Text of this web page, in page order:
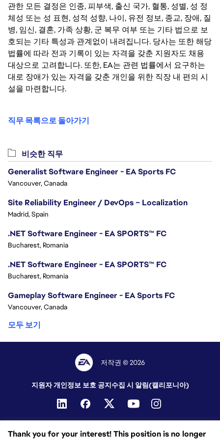
관한 모든 결정은 인종, 피부색, 출신 국가, 혈통, 성별, 성 정
체성 또는 성 표현, 성적 성향, 나이, 유전 정보, 종교, 장애, 질
병, 임신, 결혼, 가족 상황, 군 복무 여부 또는 기타 법으로 보
호되는 기타 특성과 관계없이 내려집니다. 당사는 또한 해당
법률에 따라 전과 기록이 있는 자격을 갖춘 지원자도 채용
대상으로 고려합니다. 또한, EA는 관련 법률에서 요구하는
대로 장애가 있는 자격을 갖춘 개인을 위한 직장 내 편의 시
설을 마련합니다.
직무 목록으로 돌아가기
Thank you for your interest! This position is no longer
비슷한 직무
Generalist Software Engineer - EA Sports FC
Vancouver, Canada
Site Reliability Engineer / DevOps – Localization
Madrid, Spain
.NET Software Engineer - EA SPORTS™ FC
Bucharest, Romania
.NET Software Engineer - EA SPORTS™ FC
Bucharest, Romania
Gameplay Software Engineer - EA Sports FC
Vancouver, Canada
모두 보기
저작권 © 2026
지원자 개인정보 보호 공지수집 시 알림(캘리포니아)